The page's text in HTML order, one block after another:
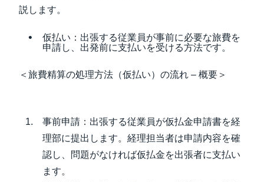
説します。
仮払い：出張する従業員が事前に必要な旅費を
申請し、出発前に支払いを受ける方法です。
＜旅費精算の処理方法（仮払い）の流れ – 概要＞
事前申請：出張する従業員が仮払金申請書を経
理部に提出します。経理担当者は申請内容を確
認し、問題がなければ仮払金を出張者に支払い
ます。